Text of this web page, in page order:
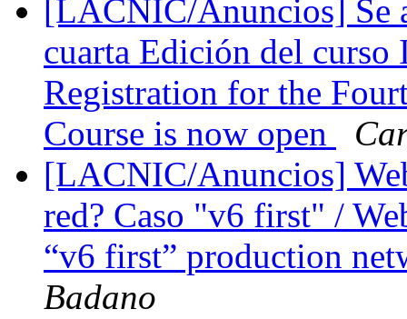
[LACNIC/Anuncios] Se
cuarta Edición del curso
Registration for the
Course is now open
[LACNIC/Anuncios]
red? Caso "v6 first" /
“v6 first” production
Badano